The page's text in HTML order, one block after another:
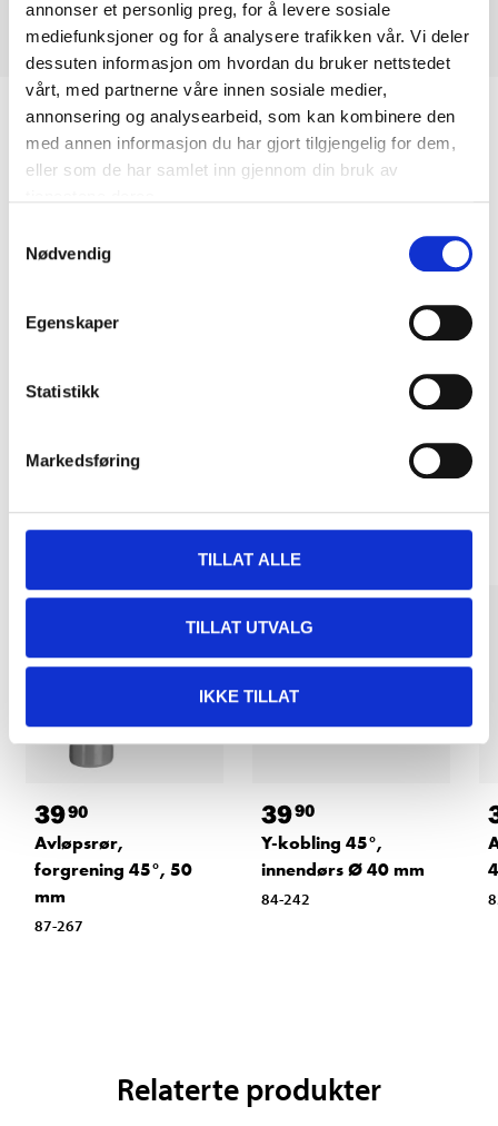
annonser et personlig preg, for å levere sosiale
mediefunksjoner og for å analysere trafikken vår. Vi deler
dessuten informasjon om hvordan du bruker nettstedet
vårt, med partnerne våre innen sosiale medier,
annonsering og analysearbeid, som kan kombinere den
med annen informasjon du har gjort tilgjengelig for dem,
eller som de har samlet inn gjennom din bruk av
Nødvendig
Egenskaper
Statistikk
Markedsføring
TILLAT ALLE
TILLAT UTVALG
IKKE TILLAT
Biltemakortet
3990
Avløpsrør,
forgrening 45°, 50
mm
87-267
3990
Y-kobling 45°,
innendørs Ø 40 mm
84-242
Relaterte produkter